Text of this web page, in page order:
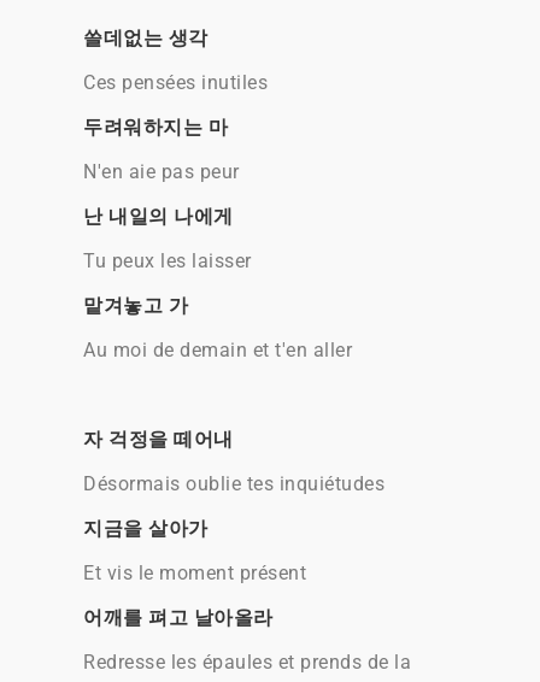
쓸데없는 생각
Ces pensées inutiles
두려워하지는 마
N'en aie pas peur
난 내일의 나에게
Tu peux les laisser
맡겨놓고 가
Au moi de demain et t'en aller
자 걱정을 떼어내
Désormais oublie tes inquiétudes
지금을 살아가
Et vis le moment présent
어깨를 펴고 날아올라
Redresse les épaules et prends de la